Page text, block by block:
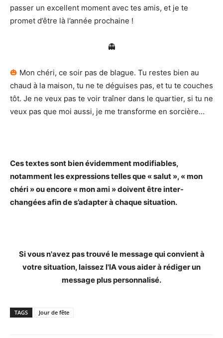
passer un excellent moment avec tes amis, et je te
promet d’être là l’année prochaine !
👻
🎃 Mon chéri, ce soir pas de blague. Tu restes bien au
chaud à la maison, tu ne te déguises pas, et tu te couches
tôt. Je ne veux pas te voir traîner dans le quartier, si tu ne
veux pas que moi aussi, je me transforme en sorcière…
Ces textes sont bien évidemment modifiables,
notamment les expressions telles que « salut », « mon
chéri » ou encore « mon ami » doivent être inter-
changées afin de s’adapter à chaque situation.
Si vous n'avez pas trouvé le message qui convient à
votre situation, laissez l'IA vous aider à rédiger un
message plus personnalisé.
TAGS Jour de fête